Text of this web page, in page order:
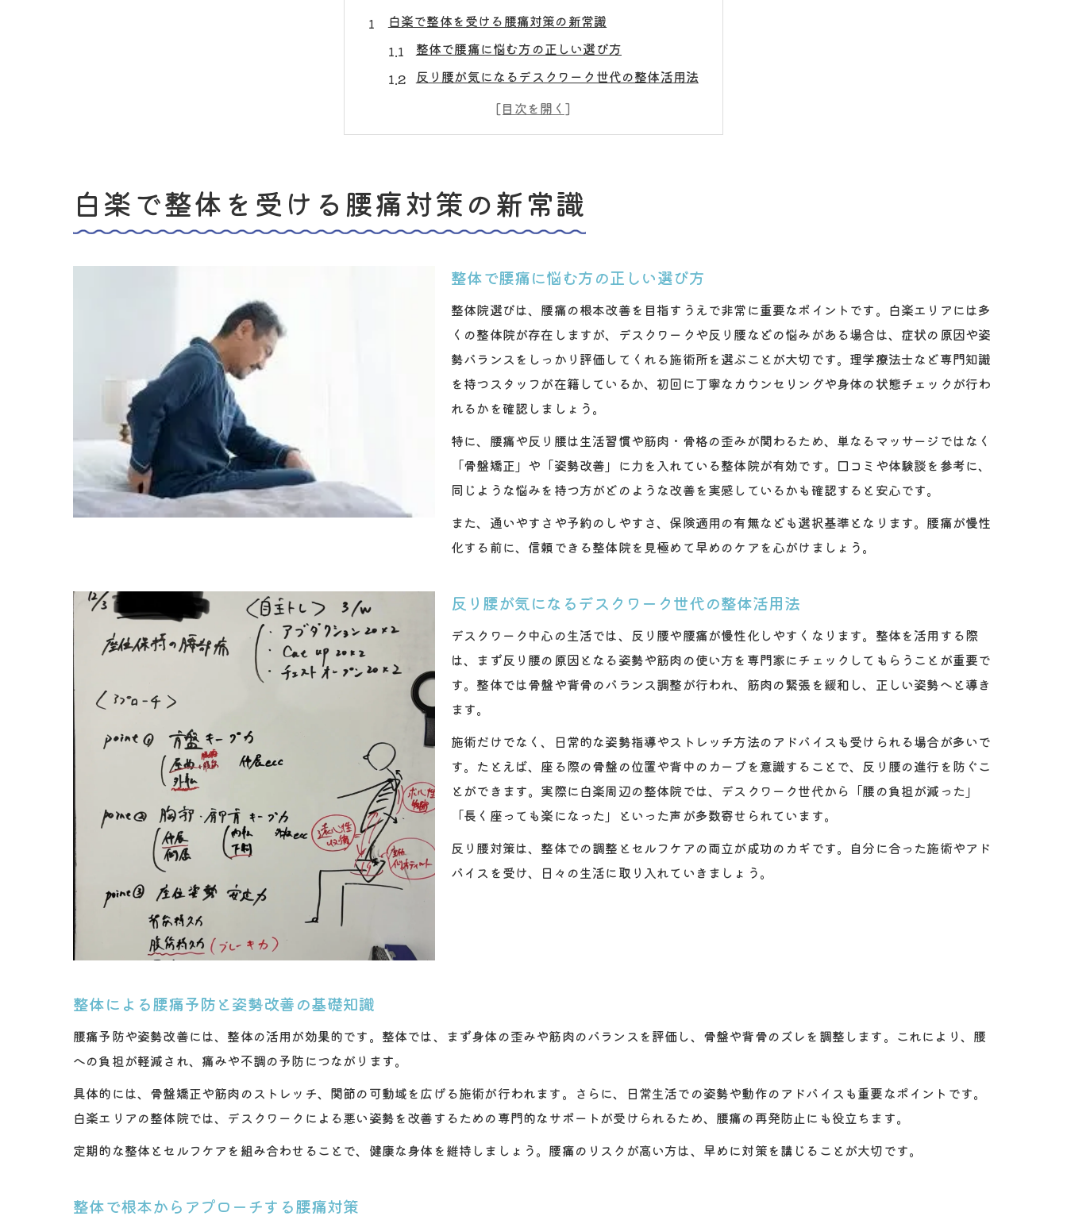
白楽で整体を受ける腰痛対策の新常識
整体で腰痛に悩む方の正しい選び方
反り腰が気になるデスクワーク世代の整体活用法
整体による腰痛予防と姿勢改善の基礎知識
整体で根本からアプローチする腰痛対策
デスクワーク世代が気をつけたい反り腰改善術
デスクワークによる反り腰と整体の関係性
正しい姿勢を維持するための整体活用術
デスクワーク世代が選ぶべき整体施術とは
腰痛や反り腰の根本を整体でケアする理由
整体が腰痛と反り腰に有効な根拠を解説
整体の施術で身体バランスが整う理由
腰痛改善に整体が選ばれるポイントとは
反り腰の根本原因を整体で見極める方法
整体で症状悪化を防ぐためのチェック項目
整体活用で仕事中の腰の負担を軽減する方法
整体で仕事中の腰痛リスクを軽減するコツ
整体施術と連携した日常ケアのポイント
腰痛予防に役立つ整体のセルフケア習慣
デスクワーカー向け整体サービスの選び方
姿勢バランスを整える整体の実力に迫る
整体で姿勢バランスが整うプロセスとは
腰痛や反り腰を防ぐ姿勢改善の整体実践法
整体による骨盤矯正の効果と注意点
整体で姿勢を美しく保つための工夫
姿勢バランス改善に整体を選ぶ理由
腰痛に悩むなら整体を選ぶべき理由とは
整体が腰痛改善に効果的な理由を徹底解説
腰痛持ちが整体を選ぶ際の比較ポイント
白楽で整体を受ける腰痛対策の新常識
整体で腰痛に悩む方の正しい選び方
整体院選びは、腰痛の根本改善を目指すうえで非常に重要なポイントです。白楽エリアには多
くの整体院が存在しますが、デスクワークや反り腰などの悩みがある場合は、症状の原因や姿
勢バランスをしっかり評価してくれる施術所を選ぶことが大切です。理学療法士など専門知識
を持つスタッフが在籍しているか、初回に丁寧なカウンセリングや身体の状態チェックが行わ
れるかを確認しましょう。
特に、腰痛や反り腰は生活習慣や筋肉・骨格の歪みが関わるため、単なるマッサージではなく
「骨盤矯正」や「姿勢改善」に力を入れている整体院が有効です。口コミや体験談を参考に、
同じような悩みを持つ方がどのような改善を実感しているかも確認すると安心です。
また、通いやすさや予約のしやすさ、保険適用の有無なども選択基準となります。腰痛が慢性
化する前に、信頼できる整体院を見極めて早めのケアを心がけましょう。
反り腰が気になるデスクワーク世代の整体活用法
デスクワーク中心の生活では、反り腰や腰痛が慢性化しやすくなります。整体を活用する際
は、まず反り腰の原因となる姿勢や筋肉の使い方を専門家にチェックしてもらうことが重要で
す。整体では骨盤や背骨のバランス調整が行われ、筋肉の緊張を緩和し、正しい姿勢へと導き
ます。
施術だけでなく、日常的な姿勢指導やストレッチ方法のアドバイスも受けられる場合が多いで
す。たとえば、座る際の骨盤の位置や背中のカーブを意識することで、反り腰の進行を防ぐこ
とができます。実際に白楽周辺の整体院では、デスクワーク世代から「腰の負担が減った」
「長く座っても楽になった」といった声が多数寄せられています。
反り腰対策は、整体での調整とセルフケアの両立が成功のカギです。自分に合った施術やアド
バイスを受け、日々の生活に取り入れていきましょう。
整体による腰痛予防と姿勢改善の基礎知識
腰痛予防や姿勢改善には、整体の活用が効果的です。整体では、まず身体の歪みや筋肉のバランスを評価し、骨盤や背骨のズレを調整します。これにより、腰
への負担が軽減され、痛みや不調の予防につながります。
具体的には、骨盤矯正や筋肉のストレッチ、関節の可動域を広げる施術が行われます。さらに、日常生活での姿勢や動作のアドバイスも重要なポイントです。
白楽エリアの整体院では、デスクワークによる悪い姿勢を改善するための専門的なサポートが受けられるため、腰痛の再発防止にも役立ちます。
定期的な整体とセルフケアを組み合わせることで、健康な身体を維持しましょう。腰痛のリスクが高い方は、早めに対策を講じることが大切です。
整体で根本からアプローチする腰痛対策